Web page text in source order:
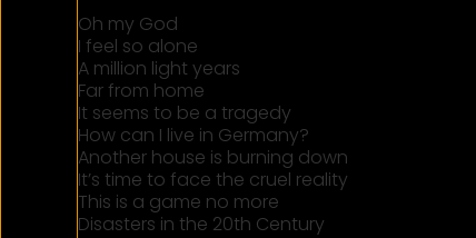
Oh my God
I feel so alone
A million light years
Far from home
It seems to be a tragedy
How can I live in Germany?
Another house is burning down
It’s time to face the cruel reality
This is a game no more
Disasters in the 20th Century